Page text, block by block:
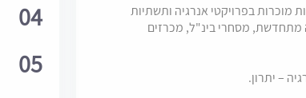
מוכרות בפרויקטי אנרגיה ותשתיות
מתחדשת, מסחרי בינ"ל, מכרזים
04
05